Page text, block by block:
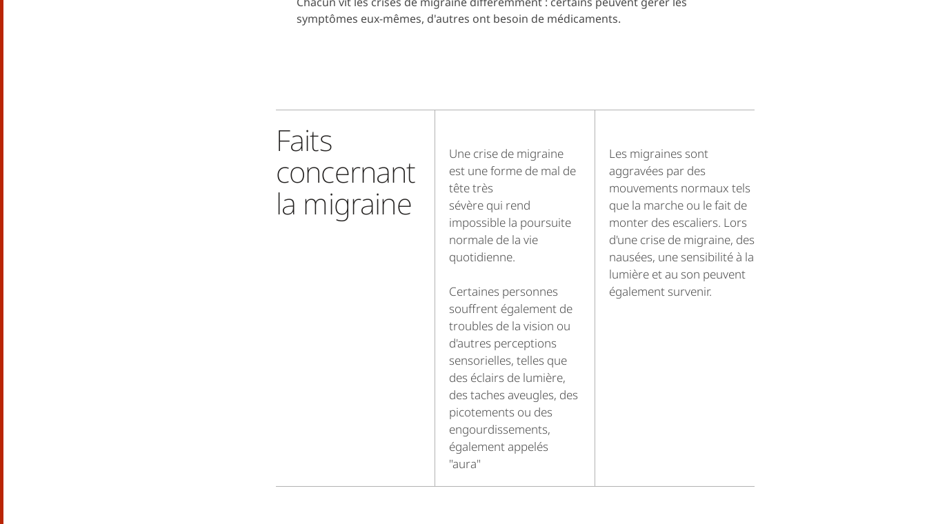
symptômes eux-mêmes, d'autres ont besoin de médicaments.
Faits
concernant
la migraine
Une crise de migraine
est une forme de mal de
tête très
sévère qui rend
impossible la poursuite
normale de la vie
quotidienne.
Certaines personnes
souffrent également de
troubles de la vision ou
d'autres perceptions
sensorielles, telles que
des éclairs de lumière,
des taches aveugles, des
picotements ou des
engourdissements,
également appelés
"aura"
Les migraines sont
aggravées par des
mouvements normaux tels
que la marche ou le fait de
monter des escaliers. Lors
d'une crise de migraine, des
nausées, une sensibilité à la
lumière et au son peuvent
également survenir.